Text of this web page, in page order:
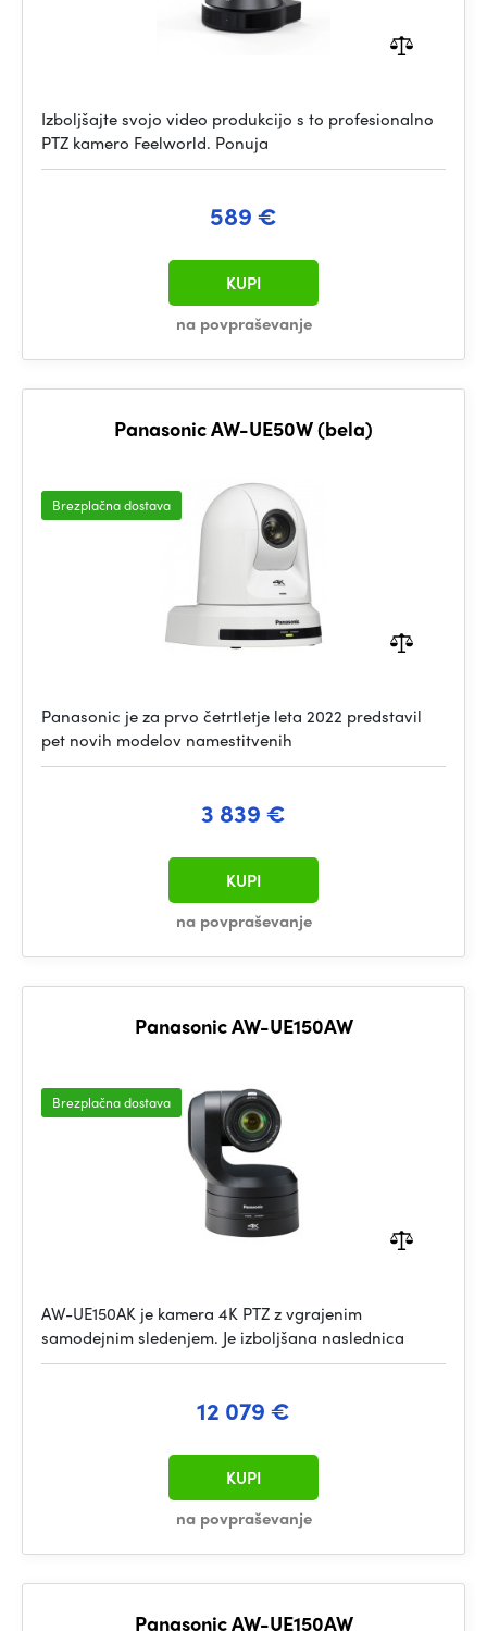
Izboljšajte svojo video produkcijo s to profesionalno
PTZ kamero Feelworld. Ponuja
589 €
na povpraševanje
KUPI
Panasonic AW-UE50W (bela)
Brezplačna dostava
Panasonic je za prvo četrtletje leta 2022 predstavil
pet novih modelov namestitvenih
3 839 €
na povpraševanje
KUPI
Panasonic AW-UE150AW
Brezplačna dostava
AW-UE150AK je kamera 4K PTZ z vgrajenim
samodejnim sledenjem. Je izboljšana naslednica
12 079 €
na povpraševanje
KUPI
Panasonic AW-UE150AW